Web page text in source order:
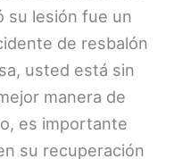
su lesión fue un
de resbalón
usted está sin
manera de
es importante
su recuperación